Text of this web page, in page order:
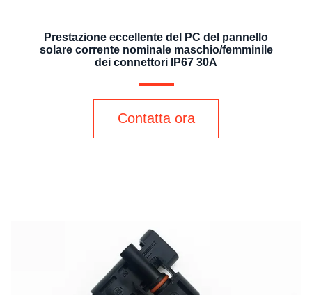
Prestazione eccellente del PC del pannello
solare corrente nominale maschio/femminile
dei connettori IP67 30A
Contatta ora